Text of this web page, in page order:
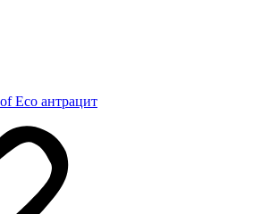
Eco антрацит